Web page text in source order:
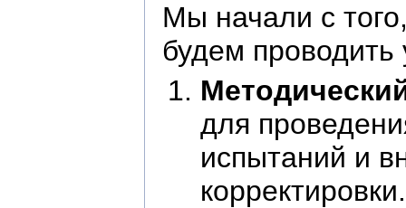
Мы начали с
будем
для
испытаний и
корректировки.